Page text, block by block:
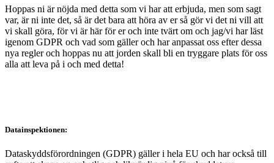
Hoppas ni är nöjda med detta som vi har att erbjuda, men som sagt
var, är ni inte det, så är det bara att höra av er så gör vi det ni vill att
vi skall göra, för vi är här för er och inte tvärt om och jag/vi har läst
igenom GDPR och vad som gäller och har anpassat oss efter dessa
nya regler och hoppas nu att jorden skall bli en tryggare plats för oss
alla att leva på i och med detta!
Datainspektionen:
Dataskyddsförordningen (GDPR) gäller i hela EU och har också till